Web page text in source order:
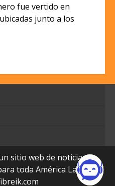
fue vertido en
junto a los
sitio web de noticias y
toda América Latina.